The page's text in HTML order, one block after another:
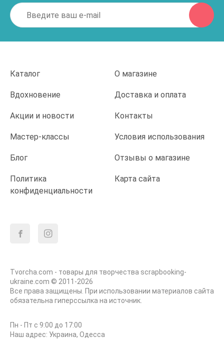
Каталог О магазине
Вдохновение Доставка и оплата
Акции и новости Контакты
Мастер-классы Условия использования
Блог Отзывы о магазине
Политика
конфиденциальности
Карта сайта
Tvorcha.com - товары для творчества scrapbooking-
ukraine.com © 2011-2026
Все права защищены. При использовании материалов сайта
обязательна гиперссылка на источник.
Пн - Пт с 9:00 до 17:00
Наш адрес: Украина, Одесса